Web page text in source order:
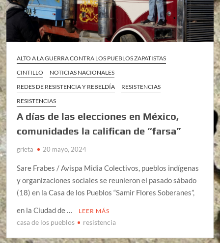
ALTO A LA GUERRA CONTRA LOS PUEBLOS ZAPATISTAS
CINTILLO
NOTICIAS NACIONALES
REDES DE RESISTENCIA Y REBELDÍA
RESISTENCIAS
RESISTENCIAS
A días de las elecciones en México,
comunidades la califican de “farsa”
grieta 20 mayo, 2024
Sare Frabes / Avispa Midia Colectivos, pueblos indígenas
y organizaciones sociales se reunieron el pasado sábado
(18) en la Casa de los Pueblos “Samir Flores Soberanes”,
en la Ciudad de …
LEER MÁS
casa de los pueblos resistencia